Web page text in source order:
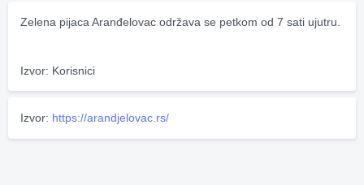
Zelena pijaca Aranđelovac održava se petkom od 7 sati ujutru.
Izvor: Korisnici
Izvor: https://arandjelovac.rs/